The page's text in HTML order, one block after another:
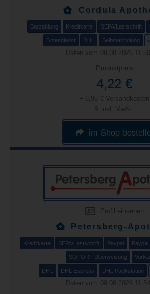
Cordula
Barzahlung Kreditkarte SEPA/Lastschrift
Botendienst DHL Selbstabholung
Daten vom 09.08.2026
Produktpreis
4,22 €
+ 6,95 € Versandkosten
& inkl. MwSt.
im Shop
Profil einsehen
Petersberg-
Kreditkarte SEPA/Lastschrift Paypal
SOFORT Überweisung
DHL DHL Express DHL Packstation
Daten vom 09.08.2026